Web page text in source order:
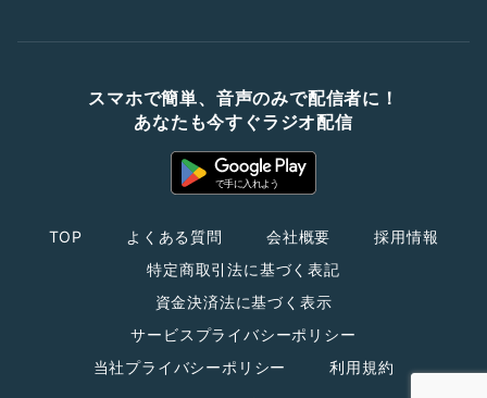
スマホで簡単、音声のみで配信者に！
あなたも今すぐラジオ配信
TOP よくある質問 会社概要
採用情報
特定商取引法に基づく表記
資金決済法に基づく表示
サービスプライバシーポリシー
当社プライバシーポリシー
利用規約